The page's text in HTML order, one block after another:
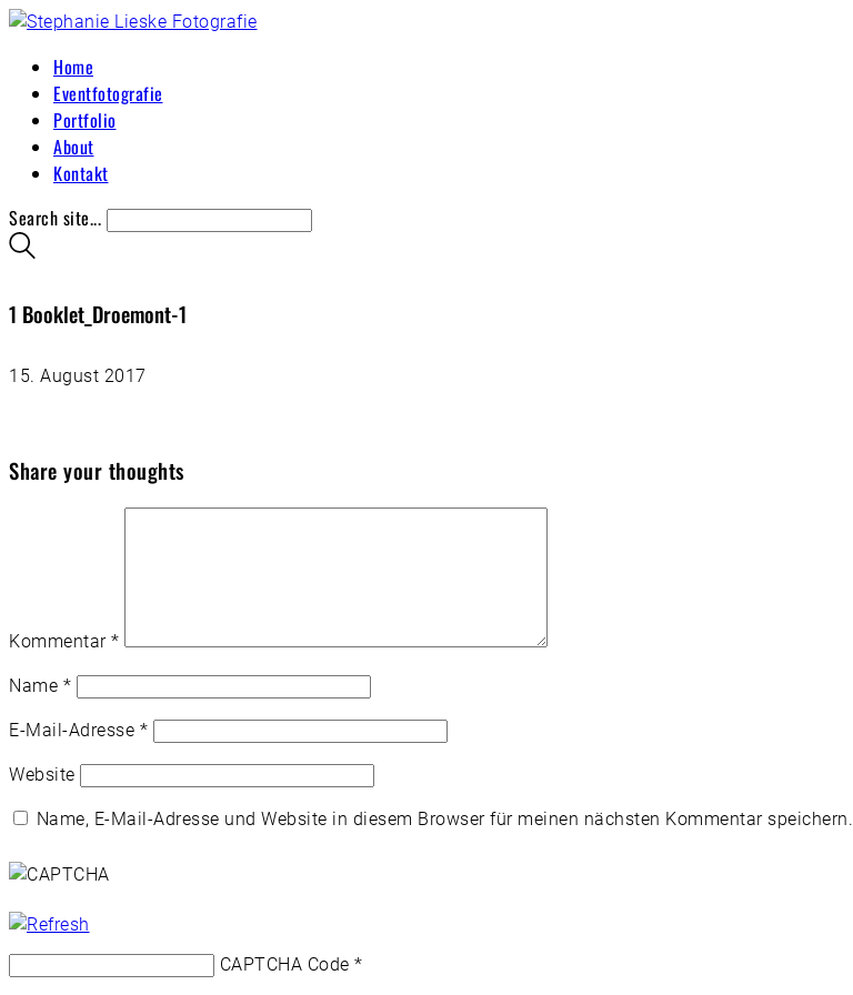
Home
Eventfotografie
Portfolio
About
Kontakt
Search site...
1 Booklet_Droemont-1
15. August 2017
Share your thoughts
Kommentar *
Name *
E-Mail-Adresse *
Website
Name, E-Mail-Adresse und Website in diesem Browser für meinen nächsten Kommentar speichern.
CAPTCHA Code *